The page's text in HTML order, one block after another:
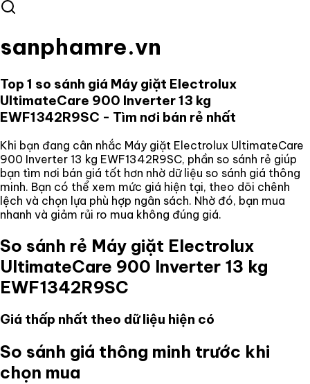
sanphamre.vn
Top 1 so sánh giá Máy giặt Electrolux
UltimateCare 900 Inverter 13 kg
EWF1342R9SC - Tìm nơi bán rẻ nhất
Khi bạn đang cân nhắc Máy giặt Electrolux UltimateCare
900 Inverter 13 kg EWF1342R9SC, phần so sánh rẻ giúp
bạn tìm nơi bán giá tốt hơn nhờ dữ liệu so sánh giá thông
minh. Bạn có thể xem mức giá hiện tại, theo dõi chênh
lệch và chọn lựa phù hợp ngân sách. Nhờ đó, bạn mua
nhanh và giảm rủi ro mua không đúng giá.
So sánh rẻ Máy giặt Electrolux
UltimateCare 900 Inverter 13 kg
EWF1342R9SC
Giá thấp nhất theo dữ liệu hiện có
So sánh giá thông minh trước khi
chọn mua